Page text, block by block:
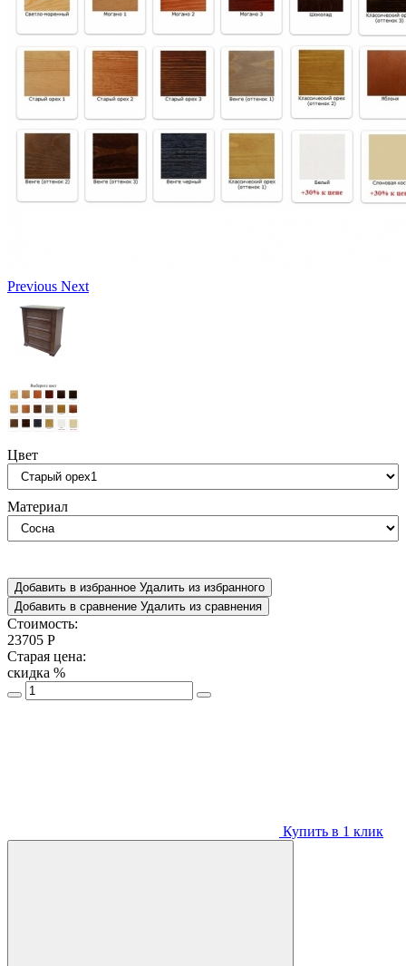
Previous Next
Цвет
Материал
Добавить в избранное Удалить из избранного
Добавить в сравнение Удалить из сравнения
Стоимость:
23705 Р
Старая цена:
скидка %
Купить в 1 клик